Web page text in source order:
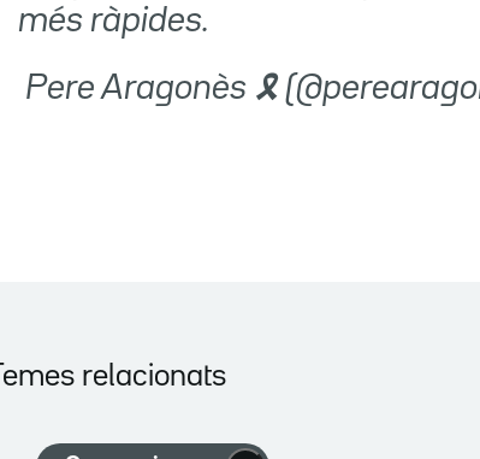
més ràpides.
 Pere Aragonès 🎗
Temes relacionats